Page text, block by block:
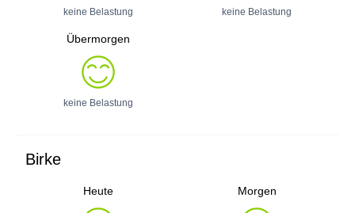
keine Belastung keine Belastung
Übermorgen
keine Belastung
Birke
Heute Morgen